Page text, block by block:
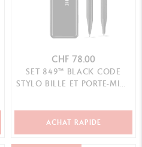
CHF 78.00
SET 849™ BLACK CODE
STYLO BILLE ET PORTE-MINE
ACHAT RAPIDE